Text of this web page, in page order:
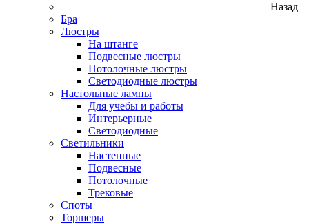
Назад
Бра
Люстры
На штанге
Подвесные люстры
Потолочные люстры
Светодиодные люстры
Настольные лампы
Для учебы и работы
Интерьерные
Светодиодные
Светильники
Настенные
Подвесные
Потолочные
Трековые
Споты
Торшеры